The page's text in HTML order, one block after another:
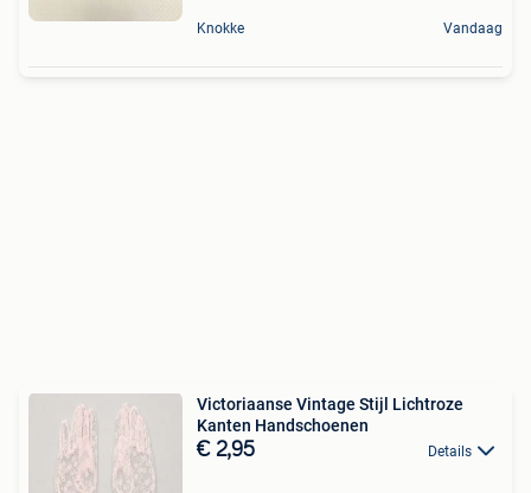
Knokke Vandaag
Victoriaanse Vintage Stijl Lichtroze
Kanten Handschoenen
€ 2,95 Details